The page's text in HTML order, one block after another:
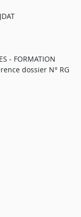
- FORMATION
dossier N° RG